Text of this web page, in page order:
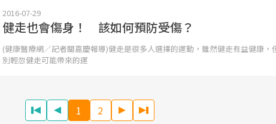
2016-07-29
健走也會傷身！ 該如何預防受傷？
(健康醫療網／記者關嘉慶報導)健走是很多人選擇的運動，雖然健走有益健康，
別輕忽健走可能帶來的運
1 2